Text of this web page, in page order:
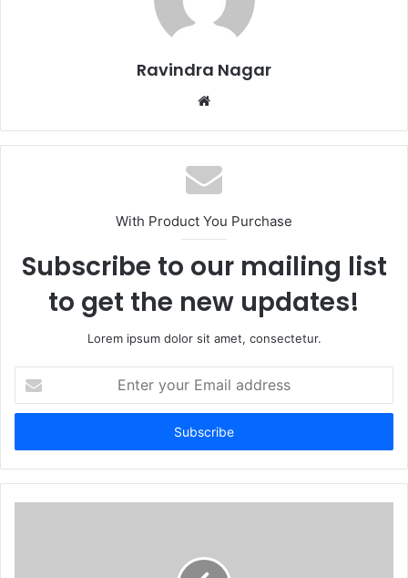
Ravindra Nagar
Website
With Product You Purchase
Subscribe to our mailing list
to get the new updates!
Lorem ipsum dolor sit amet, consectetur.
your
Email